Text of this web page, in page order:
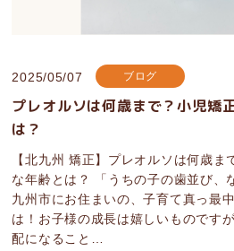
2025/05/07 ブログ
プレオルソは何歳まで？小児矯
は？
【北九州 矯正】プレオルソは何歳ま
な年齢とは？ 「うちの子の歯並び
九州市にお住まいの、子育て真っ最
は！お子様の成長は嬉しいものです
配になること…